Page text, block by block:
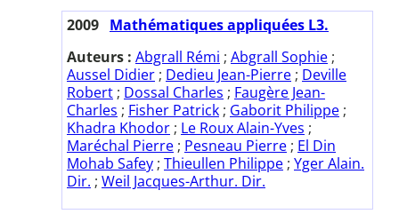
2009 Mathématiques appliquées L3.
Auteurs : Abgrall Rémi ; Abgrall Sophie ;
Aussel Didier ; Dedieu Jean-Pierre ; Deville
Robert ; Dossal Charles ; Faugère Jean-
Charles ; Fisher Patrick ; Gaborit Philippe ;
Khadra Khodor ; Le Roux Alain-Yves ;
Maréchal Pierre ; Pesneau Pierre ; El Din
Mohab Safey ; Thieullen Philippe ; Yger Alain.
Dir. ; Weil Jacques-Arthur. Dir.